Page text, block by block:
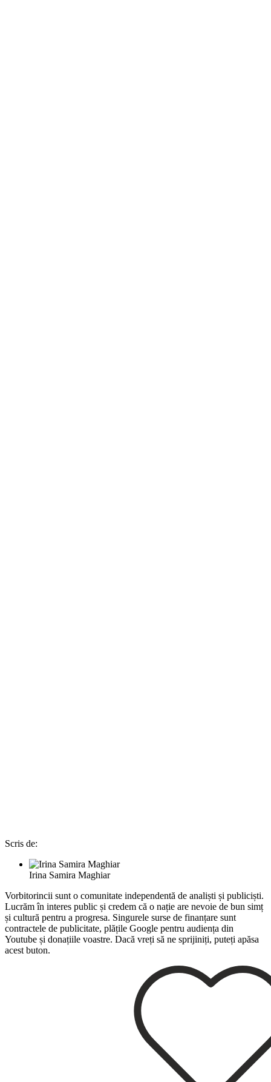
Scris de:
Irina Samira Maghiar
Vorbitorincii sunt o comunitate independentă de analiști și publiciști.
Lucrăm în interes public și credem că o nație are nevoie de bun simț
și cultură pentru a progresa. Singurele surse de finanțare sunt
contractele de publicitate, plățile Google pentru audiența din
Youtube și donațiile voastre. Dacă vreți să ne sprijiniți, puteți apăsa
acest buton.